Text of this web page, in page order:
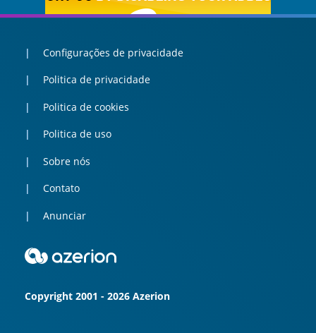
Configurações de privacidade
Politica de privacidade
Politica de cookies
Politica de uso
Sobre nós
Contato
Anunciar
Copyright 2001 - 2026 Azerion